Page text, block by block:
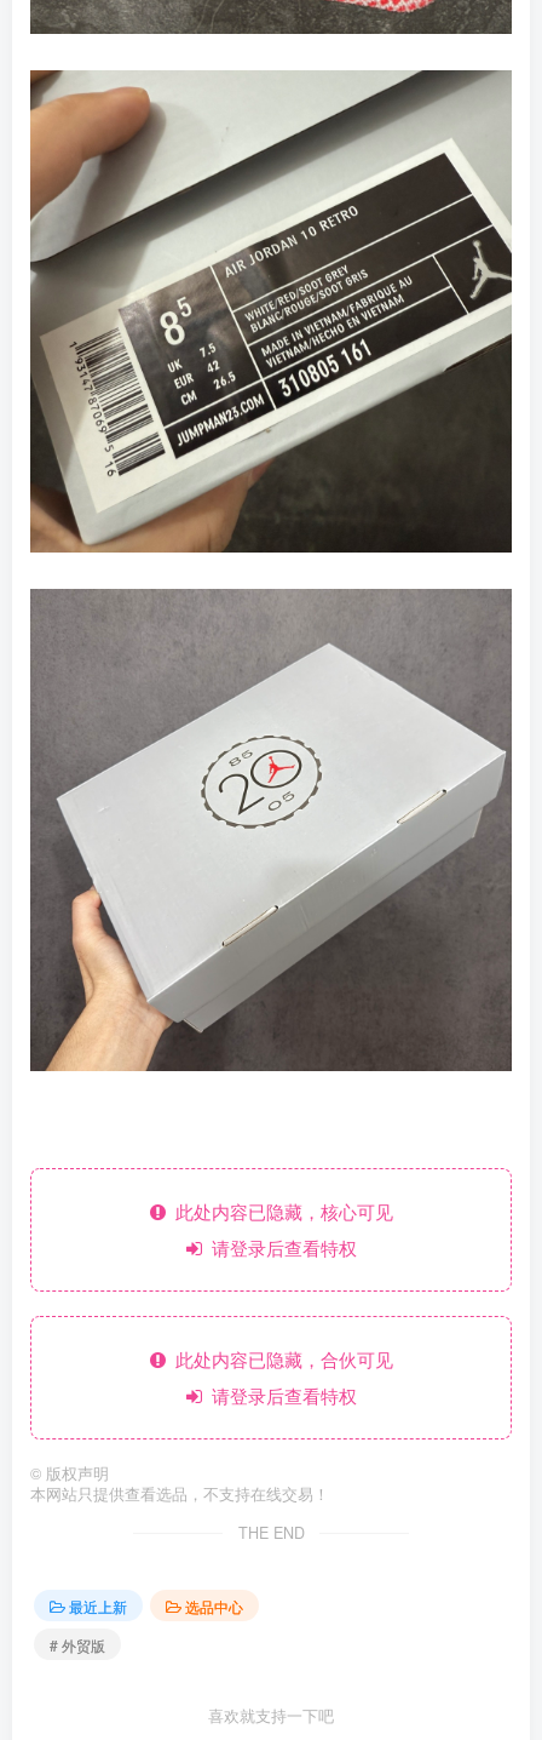
此处内容已隐藏，核心可见
请登录后查看特权
此处内容已隐藏，合伙可见
请登录后查看特权
© 版权声明
本网站只提供查看选品，不支持在线交易！
THE END
最近上新
选品中心
# 外贸版
喜欢就支持一下吧